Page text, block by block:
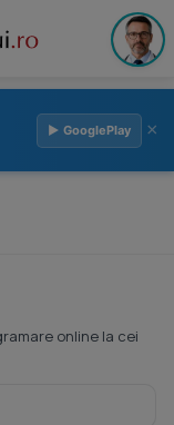
▶ GooglePlay ×
online la cei